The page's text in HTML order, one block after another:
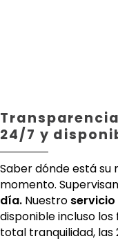
24/7 y
Saber dónde está
momento.
día. Nuestro
disponible incluso los
total tranquilidad, las